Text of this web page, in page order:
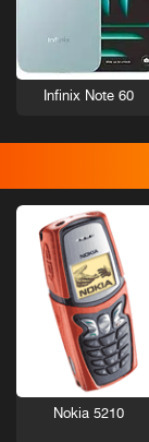
Infinix Note 60
Nokia 5210